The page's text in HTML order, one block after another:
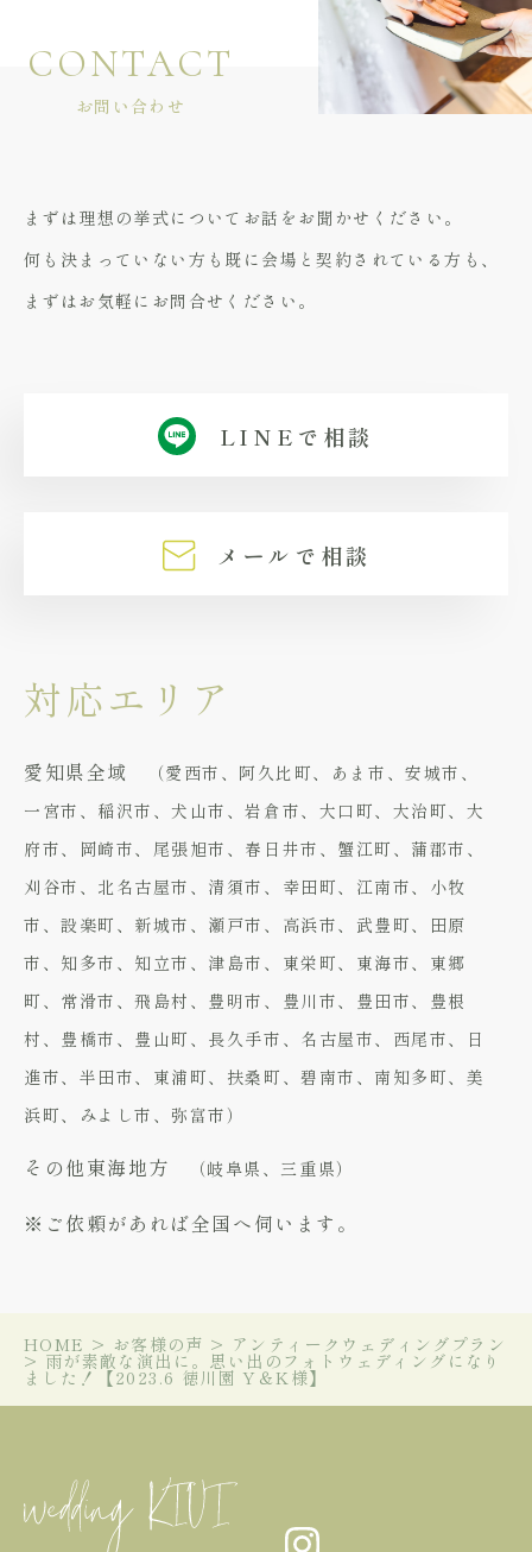
CONTACT
お問い合わせ
まずは理想の挙式についてお話をお聞かせください。
何も決まっていない方も既に会場と契約されている方も、
まずはお気軽にお問合せください。
LINEで相談
メールで相談
対応エリア
愛知県全域
（愛西市、阿久比町、あま市、安城市、
一宮市、稲沢市、犬山市、岩倉市、大口町、大治町、大
府市、岡崎市、尾張旭市、春日井市、蟹江町、蒲郡市、
刈谷市、北名古屋市、清須市、幸田町、江南市、小牧
市、設楽町、新城市、瀬戸市、高浜市、武豊町、田原
市、知多市、知立市、津島市、東栄町、東海市、東郷
町、常滑市、飛島村、豊明市、豊川市、豊田市、豊根
村、豊橋市、豊山町、長久手市、名古屋市、西尾市、日
進市、半田市、東浦町、扶桑町、碧南市、南知多町、美
浜町、みよし市、弥富市）
その他東海地方 （岐阜県、三重県）
※ご依頼があれば全国へ伺います。
HOME > お客様の声 > アンティークウェディングプラン
> 雨が素敵な演出に。思い出のフォトウェディングになり
ました！【2023.6 徳川園 Y＆K様】